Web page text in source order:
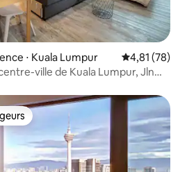
⋅ Kuala Lumpur Évaluation
4,81 (78)
ville de Kuala Lumpur, Jln
les plus appréciés